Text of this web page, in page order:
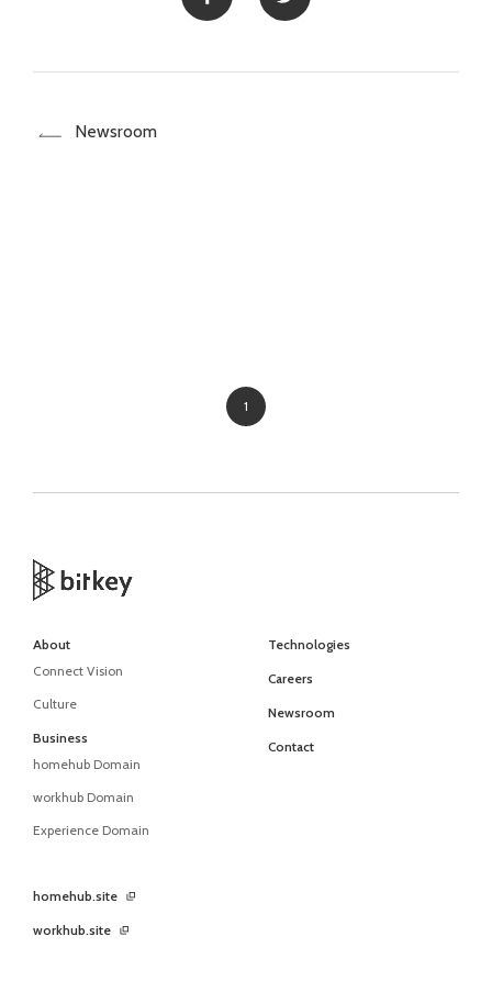
Newsroom
1
About
Connect Vision
Culture
Business
homehub Domain
workhub Domain
Experience Domain
Technologies
Careers
Newsroom
Contact
homehub.site
workhub.site